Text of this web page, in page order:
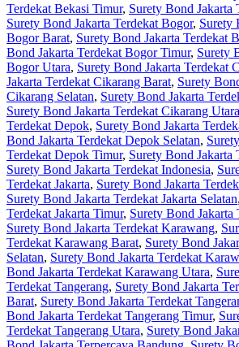
Terdekat Bekasi Timur, Surety Bond Jakarta
Surety Bond Jakarta Terdekat Bogor, Surety
Bogor Barat, Surety Bond Jakarta Terdekat
Bond Jakarta Terdekat Bogor Timur, Surety
Bogor Utara, Surety Bond Jakarta Terdekat
Jakarta Terdekat Cikarang Barat, Surety
Cikarang Selatan, Surety Bond Jakarta
Surety Bond Jakarta Terdekat Cikarang Utara
Terdekat Depok, Surety Bond Jakarta
Bond Jakarta Terdekat Depok Selatan,
Terdekat Depok Timur, Surety Bond Jakarta
Surety Bond Jakarta Terdekat Indonesia,
Terdekat Jakarta, Surety Bond Jakarta
Surety Bond Jakarta Terdekat Jakarta Selatan,
Terdekat Jakarta Timur, Surety Bond Jakarta
Surety Bond Jakarta Terdekat Karawang,
Terdekat Karawang Barat, Surety Bond
Selatan, Surety Bond Jakarta Terdekat
Bond Jakarta Terdekat Karawang Utara,
Terdekat Tangerang, Surety Bond Jakarta
Barat, Surety Bond Jakarta Terdekat
Bond Jakarta Terdekat Tangerang Timur,
Terdekat Tangerang Utara, Surety Bond